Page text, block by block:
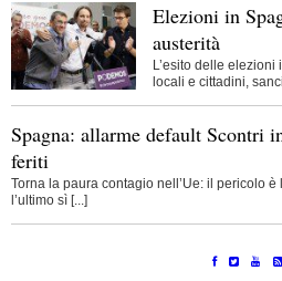
Elezioni in
austerità
L’esito delle
locali e cittadini,
Spagna: allarme default Scontri
feriti
Torna la paura contagio nell’Ue: il pericolo
l’ultimo sì [...]